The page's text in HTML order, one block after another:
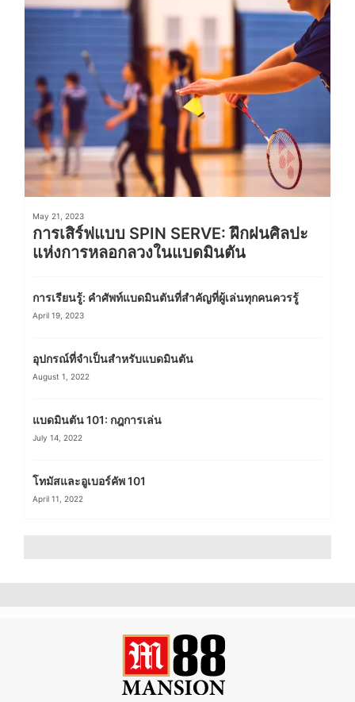
May 21, 2023
การเสิร์ฟแบบ SPIN SERVE: ฝึกฝนศิลปะ
แห่งการหลอกลวงในแบดมินตัน
การเรียนรู้: คำศัพท์แบดมินตันที่สำคัญที่ผู้เล่นทุกคนควรรู้
April 19, 2023
อุปกรณ์ที่จำเป็นสำหรับแบดมินตัน
August 1, 2022
แบดมินตัน 101: กฎการเล่น
July 14, 2022
โทมัสและอูเบอร์คัพ 101
April 11, 2022